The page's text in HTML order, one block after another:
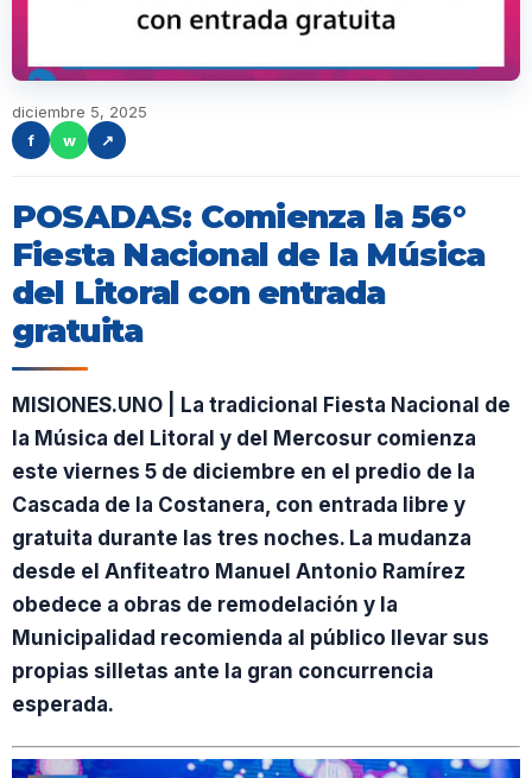
diciembre 5, 2025
f
w ↗
POSADAS: Comienza la 56°
Fiesta Nacional de la Música
del Litoral con entrada
gratuita
MISIONES.UNO | La tradicional Fiesta Nacional de
la Música del Litoral y del Mercosur comienza
este viernes 5 de diciembre en el predio de la
Cascada de la Costanera, con entrada libre y
gratuita durante las tres noches. La mudanza
desde el Anfiteatro Manuel Antonio Ramírez
obedece a obras de remodelación y la
Municipalidad recomienda al público llevar sus
propias silletas ante la gran concurrencia
esperada.